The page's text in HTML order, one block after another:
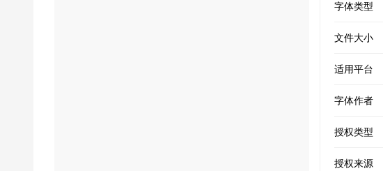
字体类型
文件大小
适用平台
字体作者
授权类型
授权来源